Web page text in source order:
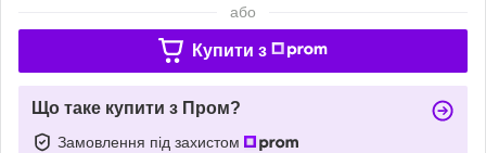
або
Купити з
Що таке купити з Пром?
Замовлення під захистом